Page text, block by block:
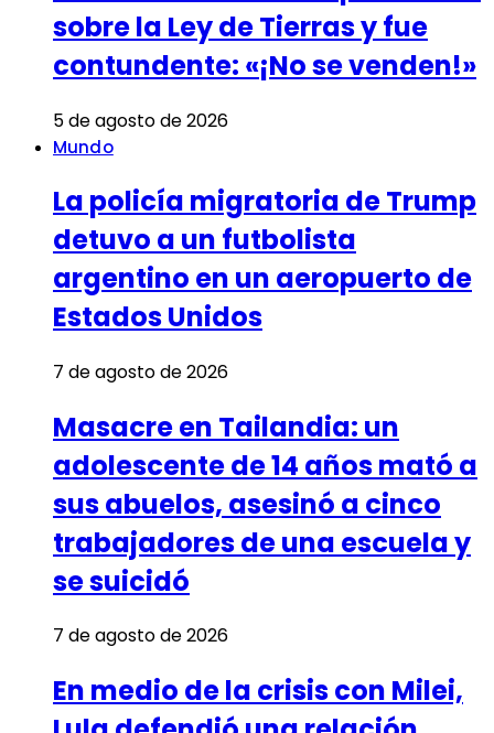
sobre la Ley de Tierras y fue
contundente: «¡No se venden!»
5 de agosto de 2026
Mundo
La policía migratoria de Trump
detuvo a un futbolista
argentino en un aeropuerto de
Estados Unidos
7 de agosto de 2026
Masacre en Tailandia: un
adolescente de 14 años mató a
sus abuelos, asesinó a cinco
trabajadores de una escuela y
se suicidó
7 de agosto de 2026
En medio de la crisis con Milei,